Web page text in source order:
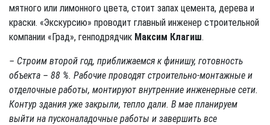
мятного или лимонного цвета, стоит запах цемента, дерева и
краски. «Экскурсию» проводит главный инженер строительной
компании «Град», генподрядчик Максим Клагиш.
– Строим второй год, приближаемся к финишу, готовность
объекта – 88 %. Рабочие проводят строительно-монтажные и
отделочные работы, монтируют внутренние инженерные сети.
Контур здания уже закрыли, тепло дали. В мае планируем
выйти на пусконаладочные работы и завершить все